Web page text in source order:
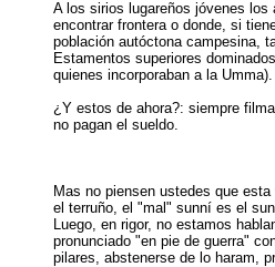
A los sirios lugareños jóvenes los
encontrar frontera o donde, si
población autóctona campesina,
Estamentos superiores
quienes incorporaban a la Umma).
¿Y estos de ahora?: siempre
no pagan el sueldo.
Mas no piensen ustedes que
el terruño, el "mal" sunní es el
Luego, en rigor, no estamos
pronunciado "en pie de guerra"
pilares, abstenerse de lo haram,